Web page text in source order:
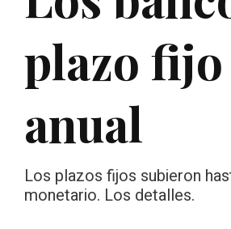
plazo fijo
anual
Los plazos fijos subieron
monetario. Los detalles.